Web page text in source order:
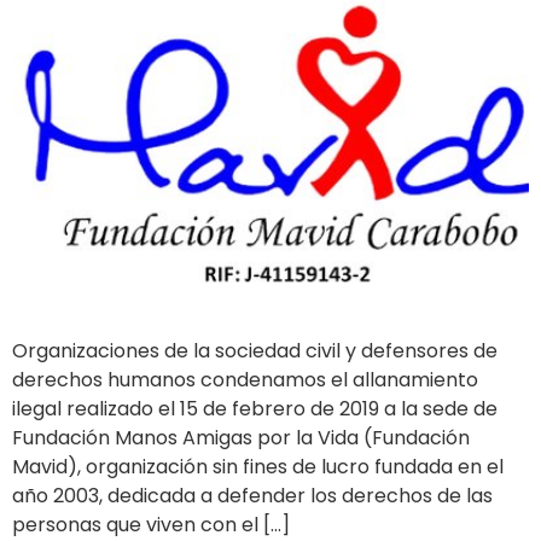
Organizaciones de la sociedad civil y defensores de
derechos humanos condenamos el allanamiento
ilegal realizado el 15 de febrero de 2019 a la sede de
Fundación Manos Amigas por la Vida (Fundación
Mavid), organización sin fines de lucro fundada en el
año 2003, dedicada a defender los derechos de las
personas que viven con el […]